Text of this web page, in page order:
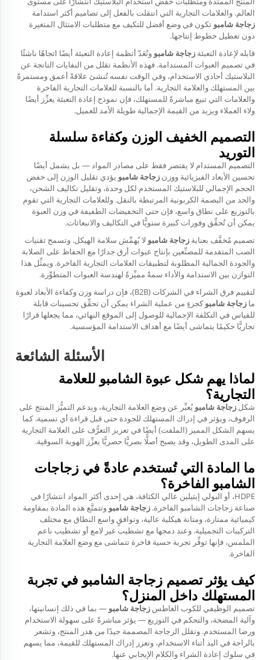
العالم. والعلامات التجارية التي انتقلت بالفعل إلى تصاميم أكثر استدامة
زجاجة شامبو تكون في وضع أفضل للتكيف مع متطلبات الامتثال المتغيرة
دون تعطيل خطوط إنتاجها.
قابله لإعادة التعبئة زجاجة شامبو وتُعَدّ أنظمة إعادة التعبئة أيضًا اتجاهًا ناشئًا
في تصميم العبوات المستدامة. فهذه الأنظمة تقلل من النفايات الناتجة عن
البلاستيك أحادي الاستخدام، وفي الوقت نفسه تُنشئ علاقةً أعمق ومستمرةً
بين المستهلك والعلامة التجارية. أما بالنسبة للعلامات التجارية الفاخرة
والعلامات التي تبيع مباشرةً للمستهلك، فإن نموذج إعادة التعبئة يعزِّز أيضًا
ولاء العملاء ويزيد من القيمة الإجمالية طويلة الأمد للعميل.
التصميم الخفيف الوزن وكفاءة سلسلة
التوريد
التصميم المستدام لا يقتصر فقط على مصادر المواد — بل يشمل أيضًا
تحسين الأبعاد الفيزيائية ووزن زجاجة شامبو يؤدي تقليل الوزن إلى خفض
الحجم الإجمالي للبلاستيك المستخدم لكل وحدة، وتقليل تكاليف الشحن،
والحد من البصمة الكربونية المرتبطة بالنقل. وللعلامات التجارية التي تقوم
بالتوزيع على نطاق واسع، فإن حتى التخفيضات الطفيفة في وزن العبوة
يمكن أن تُحقِّق وفورات كبيرة سنويًّا في التكاليف والانبعاثات.
تصميم مُخفَّف بعناية زجاجة شامبو لا يُهمِّش سلامة الهيكل. وتسمح تقنيات
الصب المتقدمة للمصنِّعين بإنتاج عبوات أرق جدارًا مع الحفاظ على الصلابة
والجودة الجمالية المطلوبة لتطبيقات العلامات التجارية الفاخرة. ويمثِّل هذا
التوازن بين الاستدامة والأداء سمةً مميِّزةً لهندسة العبوات المتطوِّرة.
لتقييم فرق الشراء في الشركات (B2B)، فإن دراسة وزن وكفاءة الأبعاد لعبوة
ما زجاجة شامبوكجزءٍ من عملية الشراء يمكن أن تحقِّق تحسينات قابلة
للقياس في التكلفة الإجمالية للوصول إلى الموقع النهائي، مما يجعلها قرارًا
تجاريًّا حكيمًا يتماشى أيضًا مع أهداف الاستدامة المؤسسية.
الأسئلة الشائعة
لماذا يهم شكل عبوة الشامبو للعلامة
التجارية؟
شكل زجاجة شامبو يُعبِّر عن وضع العلامة التجارية، ويدعم التميُّز المنتج على
الرفوف، ويؤثر في إدراك المستهلك للجودة حتى قبل قراءة أي تسمية. كما
يسهم الشكل المميز (الملفت) أيضًا في تعزيز التعرُّف على العلامة التجارية
على المدى الطويل، وقد يصبح أصلًّا بصريًّا حصريًّا يعزِّز الهوية السوقية.
ما المادة التي تُستخدم عادةً في زجاجات
الشامبو الفاخرة؟
HDPE، أو البولي إيثيلين عالي الكثافة، هي إحدى أكثر المواد انتشارًا في
صناعة زجاجات الشامبو الفاخرة. زجاجة شامبو وتتمتَّع هذه المادة بمقاومة
كيميائية ممتازة، ومتانة هيكلية عالية، وتوافقٍ واسع النطاق مع مختلف
التركيبات التجميلية. وعند دمجها مع تشطيب غير لامع أو تشطيب ناعم
الملمس، فإنها توفِّر تجربة حسية فاخرة تتماشى مع وضع العلامة التجارية
الفاخرة.
كيف يؤثر تصميم زجاجة الشامبو في تجربة
المستهلك داخل المنزل؟
تصميم الوظيفي للكوب الغاطس زجاجة شامبو — بما في ذلك إنسانيتها،
وآلية المضخة، والتحكم في التوزيع — يؤثر مباشرةً على سهولة الاستخدام
ورضا المستخدم. وتقلل الزجاجة المصممة جيدًا من هدر المنتج، وتشعر
بالراحة في اليد أثناء الاستخدام، وتعزز إدراك المستهلك للقيمة، مما يسهم
في سلوك إعادة الشراء والكلام الإيجابي عنها.